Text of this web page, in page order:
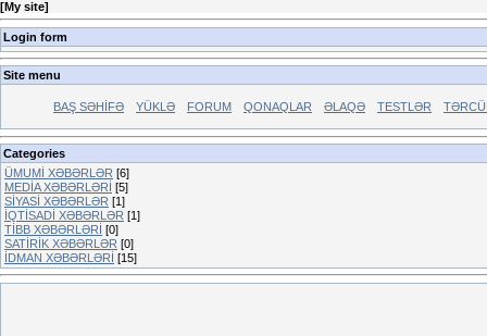
[My site]
Login form
Site menu
BAŞ SƏHİFƏ YÜKLƏ FORUM QONAQLAR ƏLAQƏ TESTLƏR
Categories
ÜMUMİ XƏBƏRLƏR [6]
MEDİA XƏBƏRLƏRİ [5]
SİYASİ XƏBƏRLƏR [1]
İQTİSADİ XƏBƏRLƏR [1]
TİBB XƏBƏRLƏRİ [0]
SATİRİK XƏBƏRLƏR [0]
İDMAN XƏBƏRLƏRİ [15]